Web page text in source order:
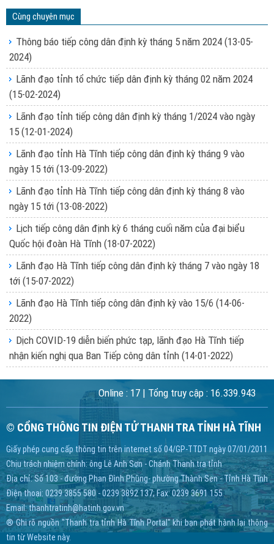
Cùng chuyên mục
Thông báo tiếp công dân định kỳ tháng 5 năm 2024 (13-05-
2024)
Lãnh đạo tỉnh tổ chức tiếp dân định kỳ tháng 02 năm 2024
(15-02-2024)
Lãnh đạo tỉnh tiếp công dân định kỳ tháng 1/2024 vào ngày
15 (12-01-2024)
Lãnh đạo tỉnh Hà Tĩnh tiếp công dân định kỳ tháng 9 vào
ngày 15 tới (13-09-2022)
Lãnh đạo tỉnh Hà Tĩnh tiếp công dân định kỳ tháng 8 vào
ngày 15 tới (13-08-2022)
Lịch tiếp công dân định kỳ 6 tháng cuối năm của đại biểu
Quốc hội đoàn Hà Tĩnh (18-07-2022)
Lãnh đạo Hà Tĩnh tiếp công dân định kỳ tháng 7 vào ngày 18
tới (15-07-2022)
Lãnh đạo Hà Tĩnh tiếp công dân định kỳ vào 15/6 (14-06-
2022)
Dịch COVID-19 diễn biến phức tạp, lãnh đạo Hà Tĩnh tiếp
nhận kiến nghị qua Ban Tiếp công dân tỉnh (14-01-2022)
Online :17 | Tổng truy cập : 16.339.943
© CỔNG THÔNG TIN ĐIỆN TỬ THANH TRA TỈNH HÀ TĨNH
Giấy phép cung cấp thông tin trên internet số 04/GP-TTDT ngày 07/01/2011
Chịu trách nhiệm chính: ông Lê Anh Sơn - Chánh Thanh tra tỉnh
Địa chỉ: Số 103 - đường Phan Đình Phùng- phường Thành Sen - Tỉnh Hà Tĩnh
Điện thoại: 0239 3855 580 - 0239 3892 137; Fax: 0239 3691 155
Email:thanhtratinh@hatinh.gov.vn
® Ghi rõ nguồn "Thanh tra tỉnh Hà Tĩnh Portal" khi bạn phát hành lại thông
tin từ Website này.